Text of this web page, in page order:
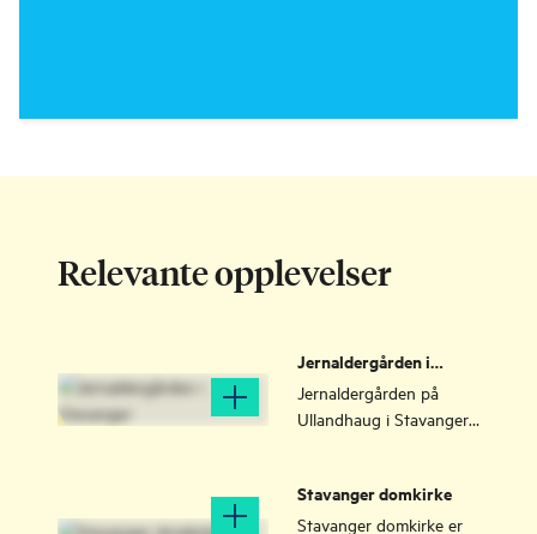
Relevante opplevelser
Jernaldergården i
Stavanger
Jernaldergården på
Ullandhaug i Stavanger
folkevandringstiden, fra
ca. 350 – 550 e.Kr.
Stavanger domkirke
Stavanger domkirke er